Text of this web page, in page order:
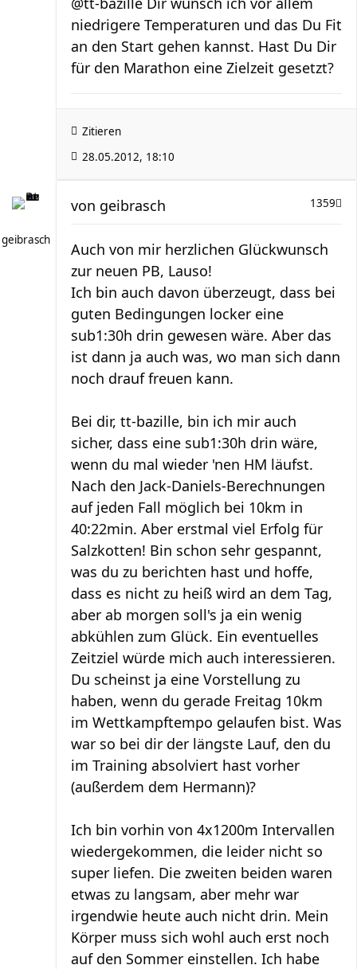
niedrigere Temperaturen und das Du Fit
an den Start gehen kannst. Hast Du Dir
für den Marathon eine Zielzeit gesetzt?
Zitieren
28.05.2012, 18:10
geibrasch
1359
von geibrasch
Auch von mir herzlichen Glückwunsch
zur neuen PB, Lauso!
Ich bin auch davon überzeugt, dass bei
guten Bedingungen locker eine
sub1:30h drin gewesen wäre. Aber das
ist dann ja auch was, wo man sich dann
noch drauf freuen kann.
Bei dir, tt-bazille, bin ich mir auch
sicher, dass eine sub1:30h drin wäre,
wenn du mal wieder 'nen HM läufst.
Nach den Jack-Daniels-Berechnungen
auf jeden Fall möglich bei 10km in
40:22min. Aber erstmal viel Erfolg für
Salzkotten! Bin schon sehr gespannt,
was du zu berichten hast und hoffe,
dass es nicht zu heiß wird an dem Tag,
aber ab morgen soll's ja ein wenig
abkühlen zum Glück. Ein eventuelles
Zeitziel würde mich auch interessieren.
Du scheinst ja eine Vorstellung zu
haben, wenn du gerade Freitag 10km
im Wettkampftempo gelaufen bist. Was
war so bei dir der längste Lauf, den du
im Training absolviert hast vorher
(außerdem dem Hermann)?
Ich bin vorhin von 4x1200m Intervallen
wiedergekommen, die leider nicht so
super liefen. Die zweiten beiden waren
etwas zu langsam, aber mehr war
irgendwie heute auch nicht drin. Mein
Körper muss sich wohl auch erst noch
auf den Sommer einstellen. Ich habe